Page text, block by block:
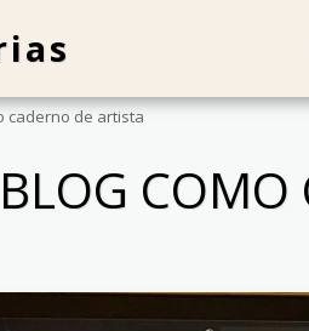
caderno de artista
BLOG COMO